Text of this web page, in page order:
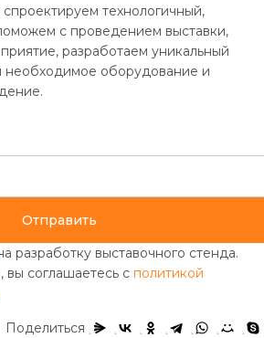
технологичный,
с проведением выставки,
разработаем уникальный
необходимое оборудование и
Отправить
разработку выставочного стенда.
вы соглашаетесь с политикой
Поделиться